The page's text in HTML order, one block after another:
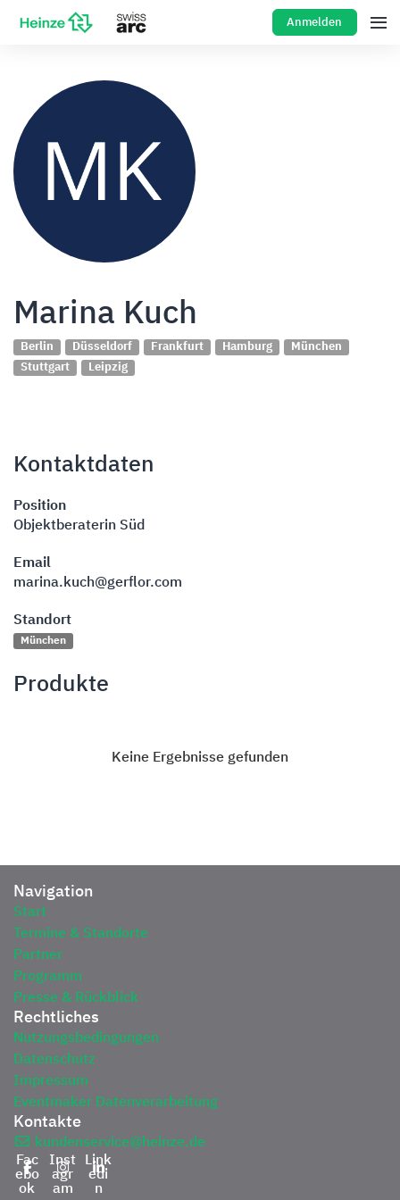
Anmelden
Marina Kuch
Berlin Düsseldorf Frankfurt Hamburg
München
Stuttgart
Leipzig
Kontaktdaten
Position
Objektberaterin Süd
Email
marina.kuch@gerflor.com
Standort
München
Produkte
Keine Ergebnisse gefunden
Navigation
Start
Termine & Standorte
Partner
Programm
Presse & Rückblick
Rechtliches
Nutzungsbedingungen
Datenschutz
Impressum
Eventmaker Datenverarbeitung
Kontakte
kundenservice@heinze.de
Fac
ebo
ok
Inst
agr
am
Link
edi
n